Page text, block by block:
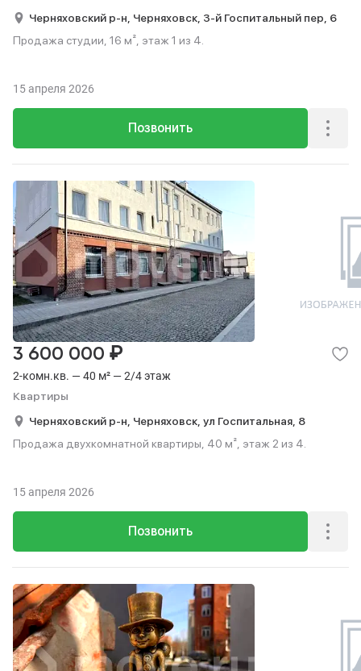
Черняховский р-н, Черняховск, 3-й Госпитальный пер, 6
Продажа студии, 16 м², этаж 1 из 4.
Позвонить
15 апреля 2026
2-комн.кв. — 40 м² — 2/4 этаж
Квартиры
3 600 000 ₽
Черняховский р-н, Черняховск, ул Госпитальная, 8
Продажа двухкомнатной квартиры, 40 м², этаж 2 из 4.
Позвонить
15 апреля 2026